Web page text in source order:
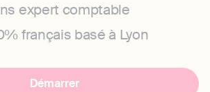
expert comptable
français basé à Lyon
Démarrer